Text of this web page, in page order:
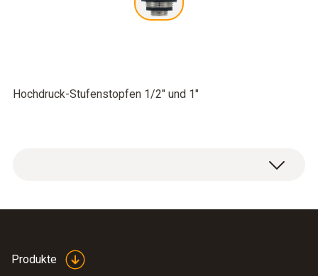
Hochdruck-Stufenstopfen 1/2" und 1"
Produkte